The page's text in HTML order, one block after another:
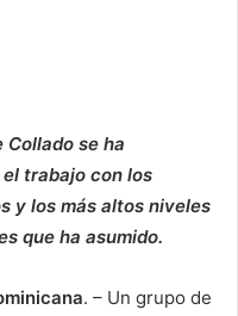
se ha
trabajo con los
y los más altos niveles
que ha asumido.
. – Un grupo de